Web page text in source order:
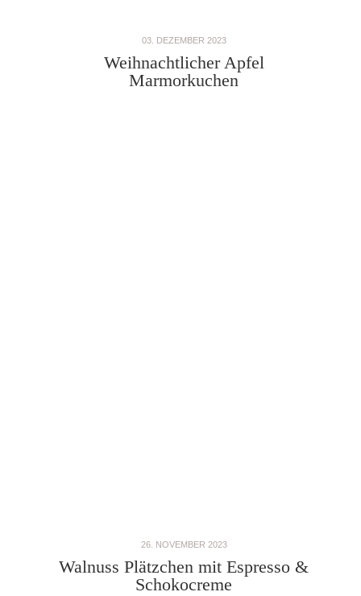
03. DEZEMBER 2023
Weihnachtlicher Apfel
Marmorkuchen
26. NOVEMBER 2023
Walnuss Plätzchen mit Espresso &
Schokocreme